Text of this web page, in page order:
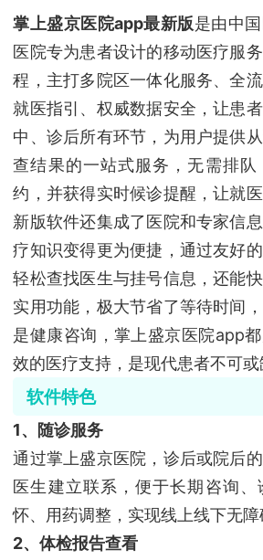
掌上盛京医院app最新版是由中
医院专为患者设计的移动医疗服
程，主打多院区一体化服务、全
就医指引、权威数据安全，让患
中、诊后所有环节，为用户提供
查结果的一站式服务，无需排队
约，并获得实时候诊提醒，让就
新版软件还集成了医院和专家信
疗知识变得更为便捷，通过友好
轻松查找医生与挂号信息，还能
实用功能，极大节省了等待时间
是健康咨询，掌上盛京医院app
效的医疗支持，是现代患者不可或
软件特色
1、随诊服务
通过掌上盛京医院，诊后或院后
医生建立联系，便于长期咨询
怀、用药调整，实现线上线下无障
2、体检报告查看